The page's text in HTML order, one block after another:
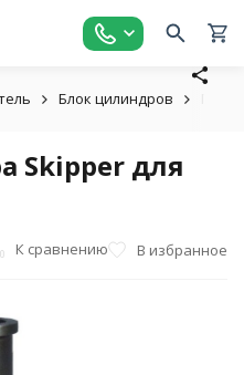
Блок цилиндров
Skipper для
К сравнению В избранное